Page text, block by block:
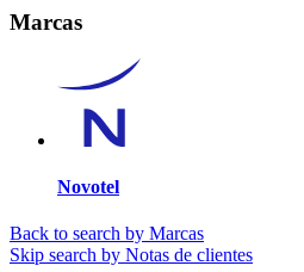
Marcas
Novotel
Back to search by Marcas
Skip search by Notas de clientes